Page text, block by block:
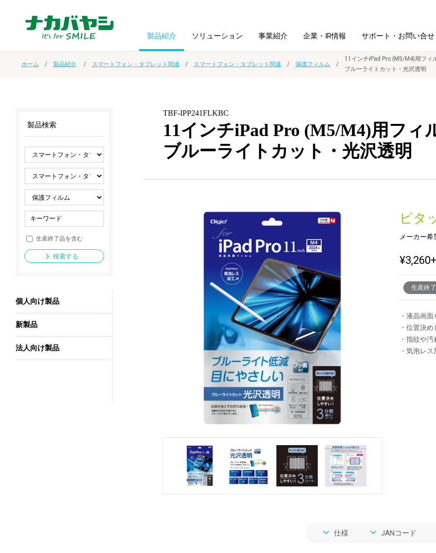
製品紹介
ノート・紙製品
ホルダー用品
スマートフォン・
タブレット関連
ゲーム関連 デジタルカメラ関連
セキュリティ用品
法人向け製品
ソリューション
オーダー手帳・ノベルティ制作
ドキュメントスキャニングサービス 総務＋クリエイティブ
導入事例
事業紹介 企業・IR情報
IR情報
サステナビリティ 採用情報
サポート・お問い合せ
ホーム 製品紹介 スマートフォン・タブレット関連 スマートフォン・タブレット関連 保護フィルム
11インチiPad Pro (M5/M4)用フィ
ブルーライトカット・光沢透明
TBF-IPP241FLKBC
11インチiPad Pro (M5/M4)用フィ
ブルーライトカット・光沢透明
ピタ
メーカー
¥3,260
生産終
・液晶画
・位置決
・指紋や
・気泡レス
仕様 JANコード
製品検索
生産終了品を含む
検索する
個人向け製品
新製品
法人向け製品